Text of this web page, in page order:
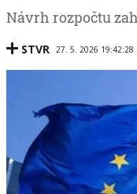
Návrh rozpočtu
STVR 27. 5. 2026 19:42:28